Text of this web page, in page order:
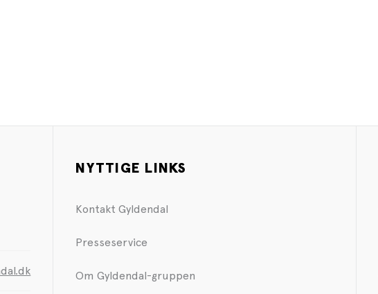
NYTTIGE LINKS
Kontakt Gyldendal
Presseservice
Om Gyldendal-gruppen